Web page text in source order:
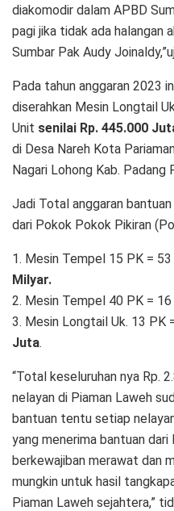
diakomodir dalam APBD
pagi jika tidak ada halangan
Sumbar Pak Audy
Pada tahun anggaran 2023
diserahkan Mesin Longtail
Unit senilai Rp. 445.000
di Desa Nareh Kota
Nagari Lohong Kab. Padang
Jadi Total anggaran
dari Pokok Pokok Pikiran
1. Mesin Tempel 15 PK =
Milyar.
2. Mesin Tempel 40 PK =
3. Mesin Longtail Uk. 13 PK
Juta.
“Total keseluruhan nya Rp.
nelayan di Piaman Laweh
bantuan tentu setiap
yang menerima bantuan
berkewajiban merawat dan
mungkin untuk hasil
Piaman Laweh sejahtera,”